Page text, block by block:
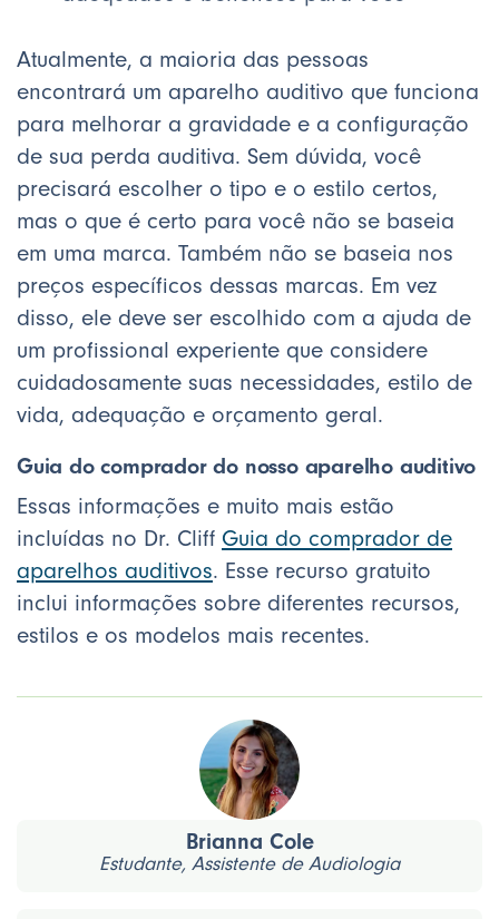
Atualmente, a maioria das pessoas
encontrará um aparelho auditivo que funciona
para melhorar a gravidade e a configuração
de sua perda auditiva. Sem dúvida, você
precisará escolher o tipo e o estilo certos,
mas o que é certo para você não se baseia
em uma marca. Também não se baseia nos
preços específicos dessas marcas. Em vez
disso, ele deve ser escolhido com a ajuda de
um profissional experiente que considere
cuidadosamente suas necessidades, estilo de
vida, adequação e orçamento geral.
Guia do comprador do nosso aparelho auditivo
Essas informações e muito mais estão
incluídas no Dr. Cliff Guia do comprador de
aparelhos auditivos. Esse recurso gratuito
inclui informações sobre diferentes recursos,
estilos e os modelos mais recentes.
Brianna Cole
Estudante, Assistente de Audiologia